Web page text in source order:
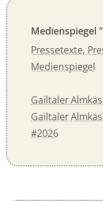
Medienspiegel
Pressetexte,
Medienspiegel
Gailtaler
Gailtaler
#2026